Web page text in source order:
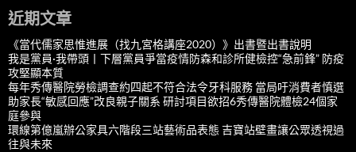
近期文章
《當代儒家思惟進展（找九宮格講座2020）》出書暨出書說明
我是黨員·我帶頭丨下層黨員爭當疫情防森和診所健檢控“急前鋒” 防疫
攻堅顯本質
每年秀傳醫院勞檢調查約四起不符合法令牙科服務 當局吁消費者慎選
助家長“敏感回應”改良親子關系 研討項目欲招6秀傳醫院體檢24個家
庭參與
環線第億嵐辦公家具六階段三站藝術品表態 吉寶站壁畫讓公眾透視過
往與未來